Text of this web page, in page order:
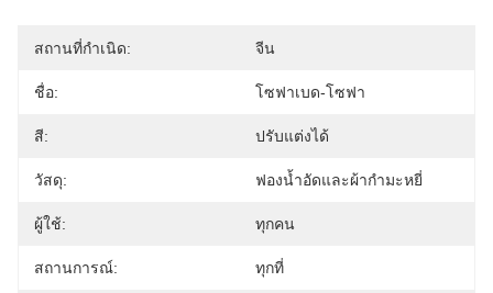
สถานที่กำเนิด: จีน
ชื่อ: โซฟาเบด-โซฟา
สี: ปรับแต่งได้
วัสดุ: ฟองน้ำอัดและผ้ากำมะหยี่
ผู้ใช้: ทุกคน
สถานการณ์: ทุกที่